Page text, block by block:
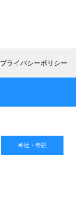
プライバシーポリシー
神社・寺院